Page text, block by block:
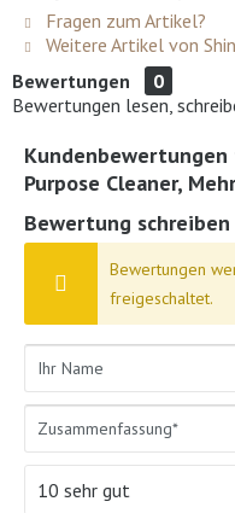
Fragen zum Artikel?
Weitere Artikel von
Bewertungen
0
Bewertungen lesen,
Kundenbewertungen
Purpose Cleaner,
Bewertung schreiben
Bewertungen
freigeschaltet.